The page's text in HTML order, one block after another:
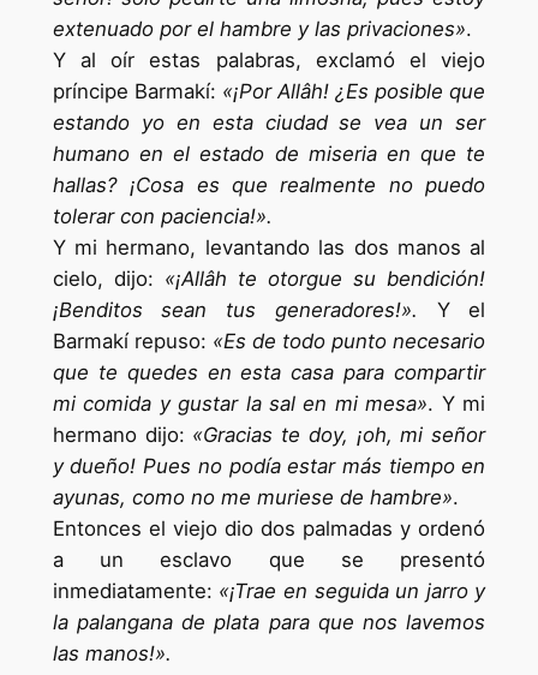
extenuado por el hambre y las privaciones».
Y al oír estas palabras, exclamó el viejo
príncipe Barmakí: «¡Por Allâh! ¿Es posible que
estando yo en esta ciudad se vea un ser
humano en el estado de miseria en que te
hallas? ¡Cosa es que realmente no puedo
tolerar con paciencia!».
Y mi hermano, levantando las dos manos al
cielo, dijo: «¡Allâh te otorgue su bendición!
¡Benditos sean tus generadores!». Y el
Barmakí repuso: «Es de todo punto necesario
que te quedes en esta casa para compartir
mi comida y gustar la sal en mi mesa». Y mi
hermano dijo: «Gracias te doy, ¡oh, mi señor
y dueño! Pues no podía estar más tiempo en
ayunas, como no me muriese de hambre».
Entonces el viejo dio dos palmadas y ordenó
a un esclavo que se presentó
inmediatamente: «¡Trae en seguida un jarro y
la palangana de plata para que nos lavemos
las manos!».